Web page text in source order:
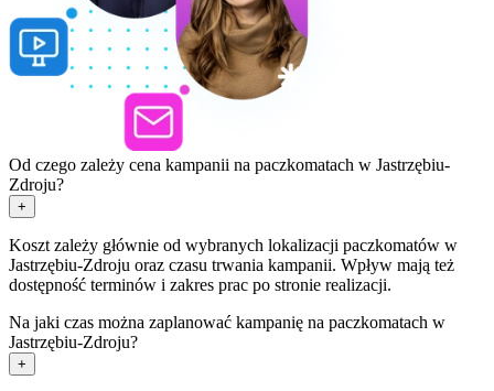
Od czego zależy cena kampanii na paczkomatach w Jastrzębiu-
Zdroju?
+
Koszt zależy głównie od wybranych lokalizacji paczkomatów w
Jastrzębiu-Zdroju oraz czasu trwania kampanii. Wpływ mają też
dostępność terminów i zakres prac po stronie realizacji.
Na jaki czas można zaplanować kampanię na paczkomatach w
Jastrzębiu-Zdroju?
+